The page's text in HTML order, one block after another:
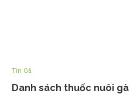
Tin Gà
Danh sách thuốc nuôi